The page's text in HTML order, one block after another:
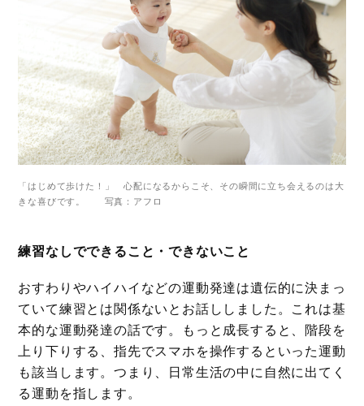
「はじめて歩けた！」 心配になるからこそ、その瞬間に立ち会えるのは大
きな喜びです。 写真：アフロ
練習なしでできること・できないこと
おすわりやハイハイなどの運動発達は遺伝的に決まっ
ていて練習とは関係ないとお話ししました。これは基
本的な運動発達の話です。もっと成長すると、階段を
上り下りする、指先でスマホを操作するといった運動
も該当します。つまり、日常生活の中に自然に出てく
る運動を指します。